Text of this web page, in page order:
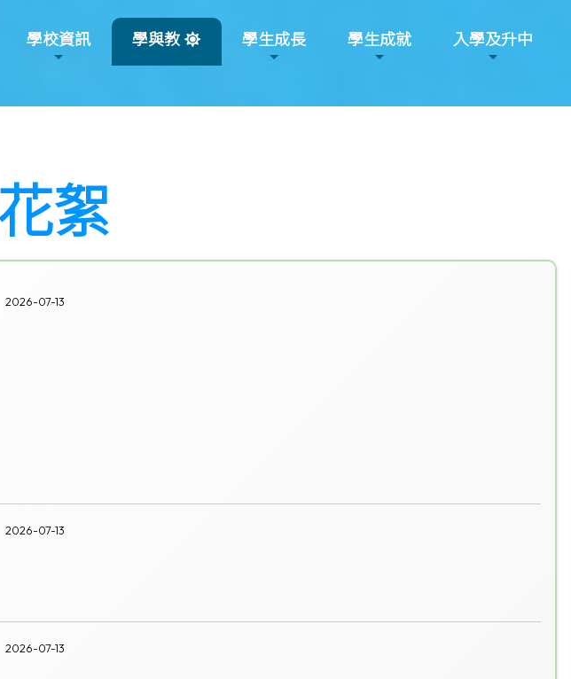
學校資訊 學與教 學生成長 學生成就 入學及升中
絮
2026-07-13
2026-07-13
2026-07-13